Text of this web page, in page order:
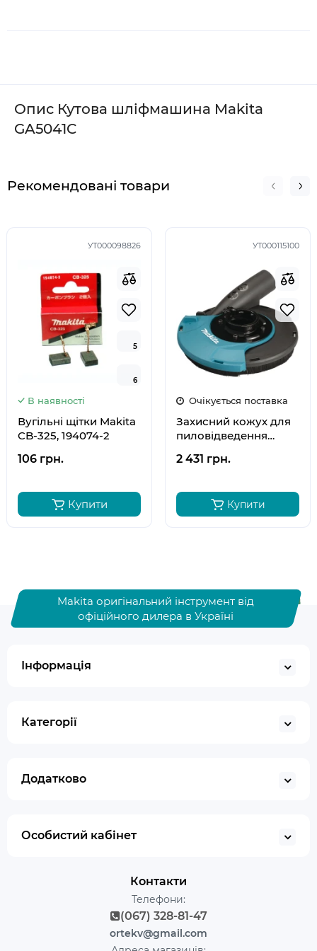
Опис Кутова шліфмашина Makita
GA5041C
Рекомендовані товари
УТ000098826
5
6
5
6
В наявності
Вугільні щітки Makita
CB-325, 194074-2
106 грн.
Купити
УТ000115100
Очікується поставка
Захисний кожух для
пиловідведення
191W06-8
2 431 грн.
Купити
Makita оригінальний інструмент від
офіційного дилера в Україні
Інформація
Категорії
Додатково
Особистий кабінет
Контакти
Телефони:
(067) 328-81-47
ortekv@gmail.com